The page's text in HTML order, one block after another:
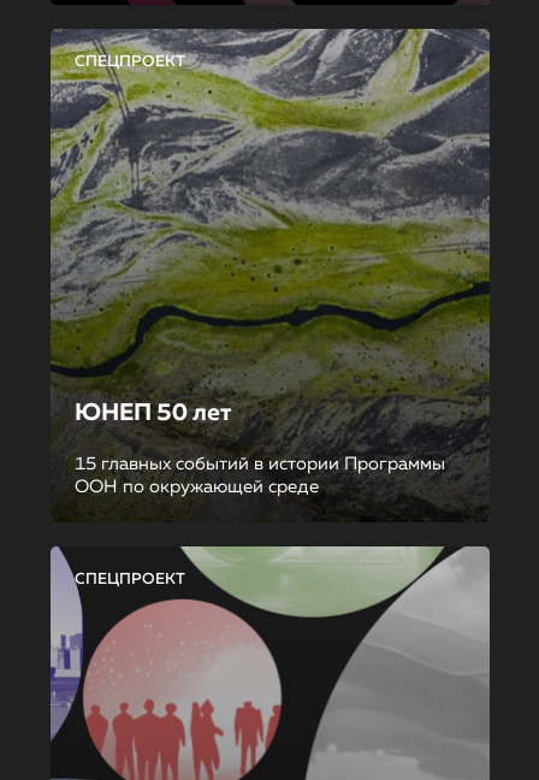
СПЕЦПРОЕКТ
ЮНЕП 50 лет
15 главных событий в истории Программы
ООН по окружающей среде
СПЕЦПРОЕКТ